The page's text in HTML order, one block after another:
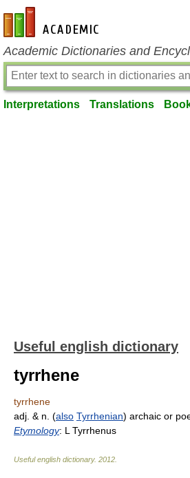
en-academic.com
Academic Dictionaries and
Interpretations Translations
Useful english dictionary
tyrrhene
tyrrhene
adj. & n. (also Tyrrhenian) archaic or
Etymology: L Tyrrhenus
Useful english dictionary. 2012